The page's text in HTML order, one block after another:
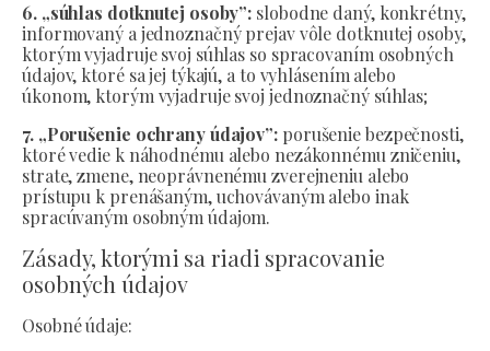
6. „súhlas dotknutej osoby”: slobodne daný, konkrétny,
informovaný a jednoznačný prejav vôle dotknutej osoby,
ktorým vyjadruje svoj súhlas so spracovaním osobných
údajov, ktoré sa jej týkajú, a to vyhlásením alebo
úkonom, ktorým vyjadruje svoj jednoznačný súhlas;
7. „Porušenie ochrany údajov”: porušenie bezpečnosti,
ktoré vedie k náhodnému alebo nezákonnému zničeniu,
strate, zmene, neoprávnenému zverejneniu alebo
prístupu k prenášaným, uchovávaným alebo inak
spracúvaným osobným údajom.
Zásady, ktorými sa riadi spracovanie
osobných údajov
Osobné údaje: